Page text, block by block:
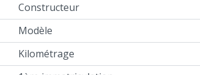
Constructeur
Modèle
Kilométrage